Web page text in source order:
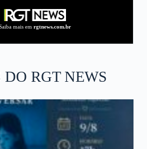
mais em rgtnews.com.br
RGT NEWS